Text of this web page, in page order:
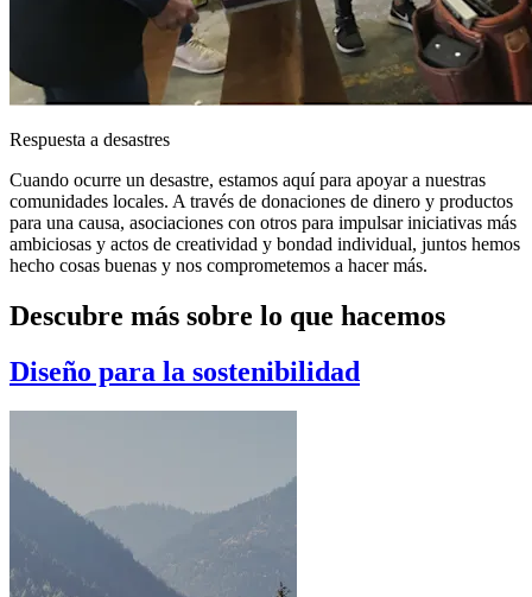
Respuesta a desastres
Cuando ocurre un desastre, estamos aquí para apoyar a nuestras
comunidades locales. A través de donaciones de dinero y productos
para una causa, asociaciones con otros para impulsar iniciativas más
ambiciosas y actos de creatividad y bondad individual, juntos hemos
hecho cosas buenas y nos comprometemos a hacer más.
Descubre más sobre lo que hacemos
Diseño para la sostenibilidad